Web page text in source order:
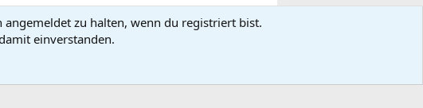
Nutzungsbedingungen Datenschutz
zu halten, wenn du registriert bist.
einverstanden.